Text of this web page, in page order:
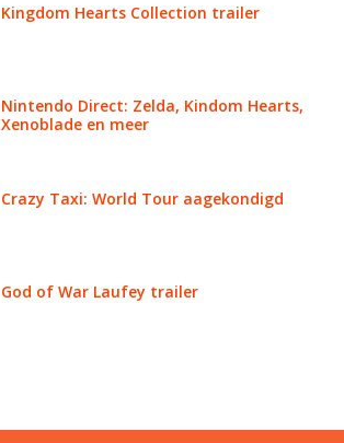
Kingdom Hearts Collection trailer
Nintendo Direct: Zelda, Kindom Hearts,
Xenoblade en meer
Crazy Taxi: World Tour aagekondigd
God of War Laufey trailer